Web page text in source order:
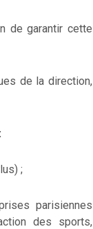
de garantir cette
de la direction,
;
parisiennes
des sports,